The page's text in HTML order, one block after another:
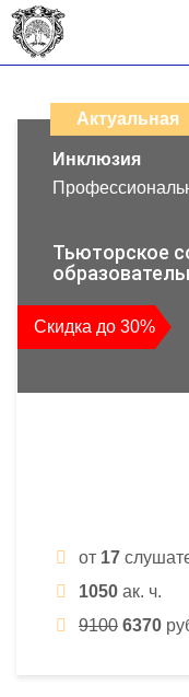
и
Актуальная
Инклюзия
Тьюторское
Скидка до 30%
от 17
1050 ак. ч.
9100 6370